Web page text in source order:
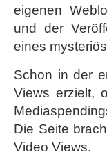
eines
BMW
eigenen
und der
eines
Schon in der
Views erzielt,
Die Seite
Video Views.